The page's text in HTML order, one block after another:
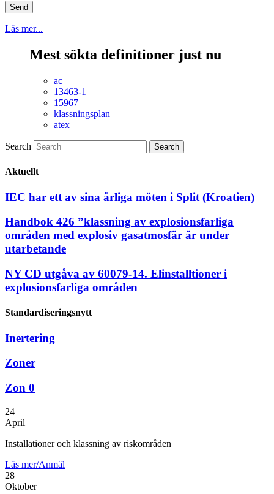
Läs mer...
Mest sökta definitioner just nu
ac
13463-1
15967
klassningsplan
atex
Search
Aktuellt
IEC har ett av sina årliga möten i Split (Kroatien)
Handbok 426 ”klassning av explosionsfarliga
områden med explosiv gasatmosfär är under
utarbetande
NY CD utgåva av 60079-14. Elinstalltioner i
explosionsfarliga områden
Standardiseringsnytt
Inertering
Zoner
Zon 0
24
April
Installationer och klassning av riskområden
Läs mer/Anmäl
28
Oktober